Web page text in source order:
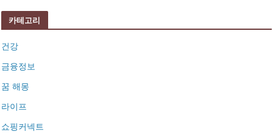
카테고리
건강
금융정보
꿈 해몽
라이프
쇼핑커넥트